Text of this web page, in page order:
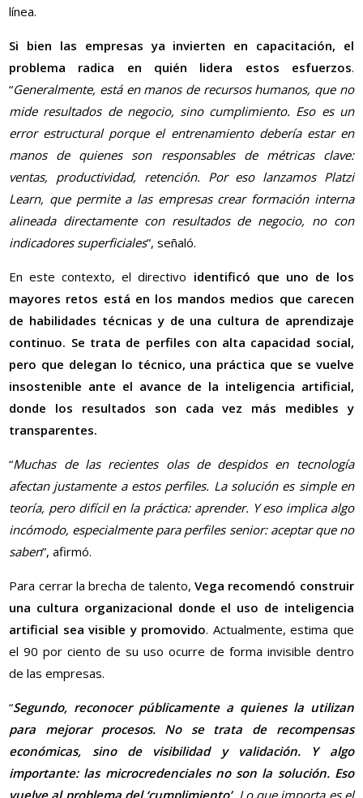
línea.
Si bien las empresas ya invierten en capacitación, el
problema radica en quién lidera estos esfuerzos.
“Generalmente, está en manos de recursos humanos, que no
mide resultados de negocio, sino cumplimiento. Eso es un
error estructural porque el entrenamiento debería estar en
manos de quienes son responsables de métricas clave:
ventas, productividad, retención. Por eso lanzamos Platzi
Learn, que permite a las empresas crear formación interna
alineada directamente con resultados de negocio, no con
indicadores superficiales”, señaló.
En este contexto, el directivo identificó que uno de los
mayores retos está en los mandos medios que carecen
de habilidades técnicas y de una cultura de aprendizaje
continuo. Se trata de perfiles con alta capacidad social,
pero que delegan lo técnico, una práctica que se vuelve
insostenible ante el avance de la inteligencia artificial,
donde los resultados son cada vez más medibles y
transparentes.
“Muchas de las recientes olas de despidos en tecnología
afectan justamente a estos perfiles. La solución es simple en
teoría, pero difícil en la práctica: aprender. Y eso implica algo
incómodo, especialmente para perfiles senior: aceptar que no
saben”, afirmó.
Para cerrar la brecha de talento,Vega recomendó construir
una cultura organizacional donde el uso de inteligencia
artificial sea visible y promovido. Actualmente, estima que
el 90 por ciento de su uso ocurre de forma invisible dentro
de las empresas.
“Segundo, reconocer públicamente a quienes la utilizan
para mejorar procesos. No se trata de recompensas
económicas, sino de visibilidad y validación. Y algo
importante: las microcredenciales no son la solución. Eso